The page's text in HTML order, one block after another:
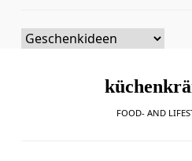
FOOD- AND